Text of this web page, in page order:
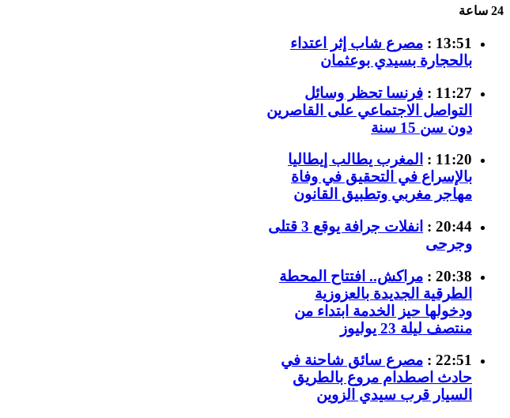
24 ساعة
13:51 :
مصرع شاب إثر اعتداء
بالحجارة بسيدي بوعثمان
11:27 :
فرنسا تحظر وسائل
التواصل الاجتماعي على القاصرين
دون سن 15 سنة
11:20 :
المغرب يطالب إيطاليا
بالإسراع في التحقيق في وفاة
مهاجر مغربي وتطبيق القانون
20:44 :
انفلات جرافة يوقع 3 قتلى
وجرحى
20:38 :
مراكش.. افتتاح المحطة
الطرقية الجديدة بالعزوزية
ودخولها حيز الخدمة ابتداء من
منتصف ليلة 23 يوليوز
22:51 :
مصرع سائق شاحنة في
حادث اصطدام مروع بالطريق
السيار قرب سيدي الزوين